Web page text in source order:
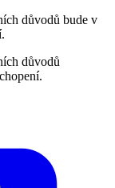
důvodů bude v
důvodů